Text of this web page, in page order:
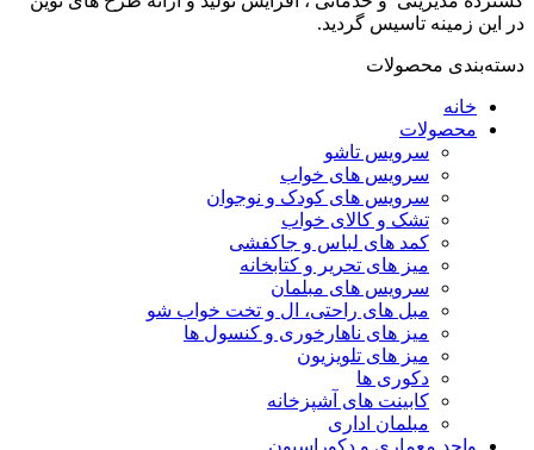
در این زمینه تاسیس گردید.
دسته‌بندی محصولات
خانه
محصولات
سرویس تاشو
سرویس های خواب
سرویس های کودک و نوجوان
تشک و کالای خواب
کمد های لباس و جاکفشی
میز های تحریر و کتابخانه
سرویس های مبلمان
مبل های راحتی، ال و تخت خواب شو
میز های ناهارخوری و کنسول ها
میز های تلویزیون
دکوری ها
کابینت های آشپزخانه
مبلمان اداری